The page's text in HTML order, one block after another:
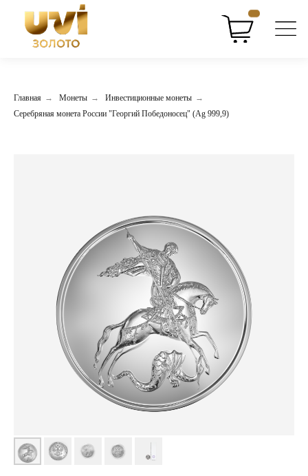
// Базовый скрипт
Главная → Монеты → Инвестиционные монеты →
Серебряная монета России "Георгий Победоносец" (Ag 999,9)